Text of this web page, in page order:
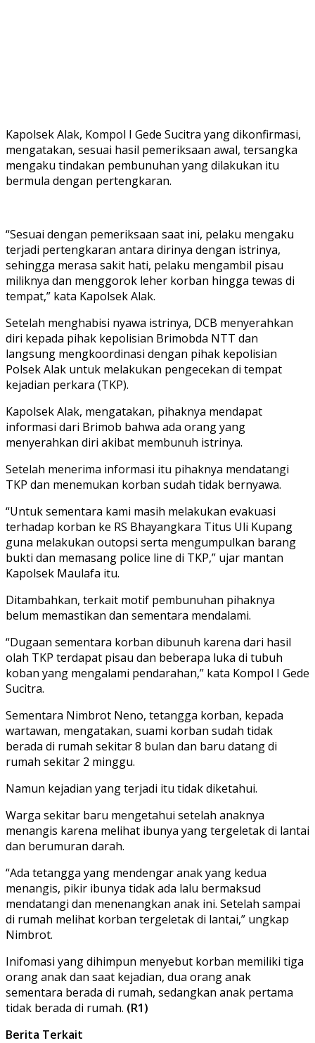
Kapolsek Alak, Kompol I Gede Sucitra yang dikonfirmasi,
mengatakan, sesuai hasil pemeriksaan awal, tersangka
mengaku tindakan pembunuhan yang dilakukan itu
bermula dengan pertengkaran.
“Sesuai dengan pemeriksaan saat ini, pelaku mengaku
terjadi pertengkaran antara dirinya dengan istrinya,
sehingga merasa sakit hati, pelaku mengambil pisau
miliknya dan menggorok leher korban hingga tewas di
tempat,” kata Kapolsek Alak.
Setelah menghabisi nyawa istrinya, DCB menyerahkan
diri kepada pihak kepolisian Brimobda NTT dan
langsung mengkoordinasi dengan pihak kepolisian
Polsek Alak untuk melakukan pengecekan di tempat
kejadian perkara (TKP).
Kapolsek Alak, mengatakan, pihaknya mendapat
informasi dari Brimob bahwa ada orang yang
menyerahkan diri akibat membunuh istrinya.
Setelah menerima informasi itu pihaknya mendatangi
TKP dan menemukan korban sudah tidak bernyawa.
“Untuk sementara kami masih melakukan evakuasi
terhadap korban ke RS Bhayangkara Titus Uli Kupang
guna melakukan outopsi serta mengumpulkan barang
bukti dan memasang police line di TKP,” ujar mantan
Kapolsek Maulafa itu.
Ditambahkan, terkait motif pembunuhan pihaknya
belum memastikan dan sementara mendalami.
“Dugaan sementara korban dibunuh karena dari hasil
olah TKP terdapat pisau dan beberapa luka di tubuh
koban yang mengalami pendarahan,” kata Kompol I Gede
Sucitra.
Sementara Nimbrot Neno, tetangga korban, kepada
wartawan, mengatakan, suami korban sudah tidak
berada di rumah sekitar 8 bulan dan baru datang di
rumah sekitar 2 minggu.
Namun kejadian yang terjadi itu tidak diketahui.
Warga sekitar baru mengetahui setelah anaknya
menangis karena melihat ibunya yang tergeletak di lantai
dan berumuran darah.
“Ada tetangga yang mendengar anak yang kedua
menangis, pikir ibunya tidak ada lalu bermaksud
mendatangi dan menenangkan anak ini. Setelah sampai
di rumah melihat korban tergeletak di lantai,” ungkap
Nimbrot.
Inifomasi yang dihimpun menyebut korban memiliki tiga
orang anak dan saat kejadian, dua orang anak
sementara berada di rumah, sedangkan anak pertama
tidak berada di rumah. (R1)
Berita Terkait